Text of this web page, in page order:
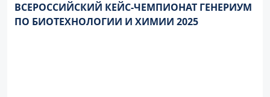
ВСЕРОССИЙСКИЙ КЕЙС-ЧЕМПИОНАТ ГЕНЕРИУМ
ПО БИОТЕХНОЛОГИИ И ХИМИИ 2025